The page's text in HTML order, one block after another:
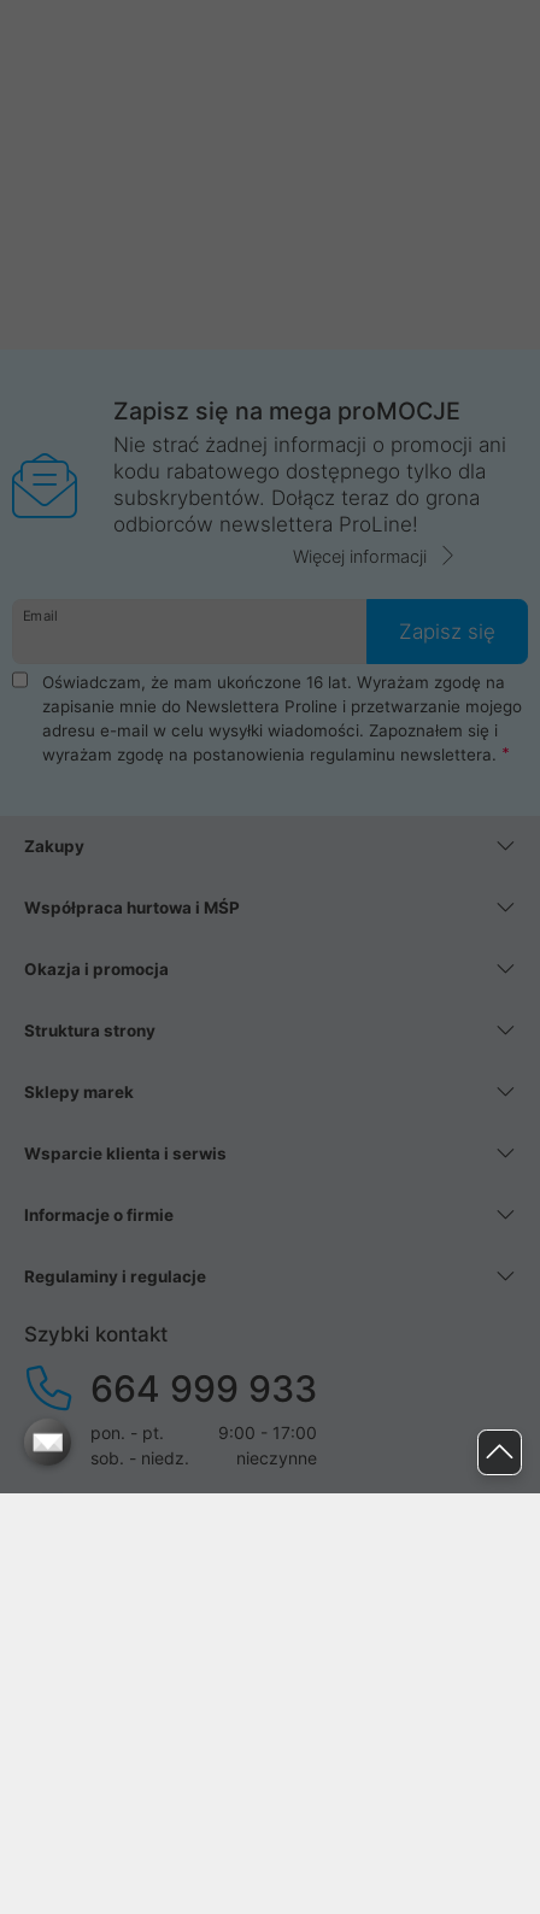
Zapisz się na mega proMOCJE
Nie strać żadnej informacji o promocji ani
kodu rabatowego dostępnego tylko dla
subskrybentów. Dołącz teraz do grona
odbiorców newslettera ProLine!
Więcej informacji
Email
Zapisz się
Oświadczam, że mam ukończone 16 lat. Wyrażam zgodę na
zapisanie mnie do Newslettera Proline i przetwarzanie mojego
adresu e-mail w celu wysyłki wiadomości. Zapoznałem się i
wyrażam zgodę na postanowienia regulaminu newslettera.
Zakupy
Współpraca hurtowa i MŚP
Okazja i promocja
Struktura strony
Sklepy marek
Wsparcie klienta i serwis
Informacje o firmie
Regulaminy i regulacje
Szybki kontakt
664 999 933
pon. - pt.
9:00 - 17:00
sob. - niedz.
nieczynne